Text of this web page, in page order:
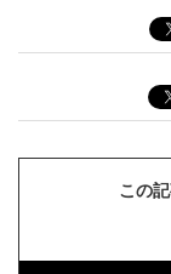
この